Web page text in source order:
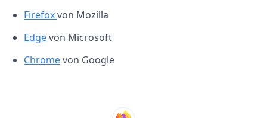
Firefoxvon Mozilla
Edgevon Microsoft
Chromevon Google